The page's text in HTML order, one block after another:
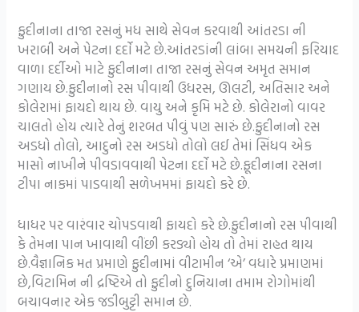
ફુદીનાના તાજા રસનું મધ સાથે સેવન કરવાથી આંતરડા ની
ખરાબી અને પેટના દર્દો મટે છે.આંતરડાંની લાંબા સમયની ફરિયાદ
વાળા દર્દીઓ માટે ફુદીનાના તાજા રસનું સેવન અમૃત સમાન
ગણાય છે.ફુદીનાનો રસ પીવાથી ઉધરસ, ઊલટી, અતિસાર અને
કોલેરામાં ફાયદો થાય છે. વાયુ અને કૃમિ મટે છે. કોલેરાનો વાવર
ચાલતો હોય ત્યારે તેનું શરબત પીવું પણ સારું છે.ફુદીનાનો રસ
અડધો તોલો, આદુનો રસ અડધો તોલો લઈ તેમાં સિંધવ એક
માસો નાખીને પીવડાવવાથી પેટના દર્દો મટે છે.ફૂદીનાના રસના
ટીપા નાકમાં પાડવાથી સળેખમમાં ફાયદો કરે છે.
ધાધર પર વારંવાર ચોપડવાથી ફાયદો કરે છે.ફુદીનાનો રસ પીવાથી
કે તેમના પાન ખાવાથી વીંછી કરડ્યો હોય તો તેમાં રાહત થાય
છે.વૈજ્ઞાનિક મત પ્રમાણે ફુદીનામાં વીટામીન ‘એ’ વધારે પ્રમાણમાં
છે,વિટામિન ની દ્રષ્ટિએ તો ફુદીનો દુનિયાના તમામ રોગોમાંથી
બચાવનાર એક જડીબુટ્ટી સમાન છે.